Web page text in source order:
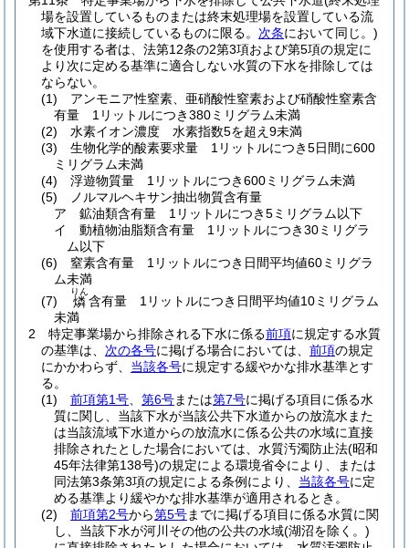
場を設置しているものまたは終末処理場を設置している流
域下水道に接続しているものに限る。 次条において同じ。)
を使用する者は、法第12条の2第3項および第5項の規定に
より次に定める基準に適合しない水質の下水を排除しては
ならない。
(1)
アンモニア性窒素、亜硝酸性窒素および硝酸性窒素含
有量 1リットルにつき380ミリグラム未満
(2)
水素イオン濃度 水素指数5を超え9未満
(3)
生物化学的酸素要求量 1リットルにつき5日間に600
ミリグラム未満
(4)
浮遊物質量 1リットルにつき600ミリグラム未満
(5)
ノルマルヘキサン抽出物質含有量
ア
鉱油類含有量 1リットルにつき5ミリグラム以下
イ
動植物油脂類含有量 1リットルにつき30ミリグラ
ム以下
(6)
窒素含有量 1リットルにつき日間平均値60ミリグラ
ム未満
(7)
燐
りん
含有量 1リットルにつき日間平均値10ミリグラム
未満
2
特定事業場から排除される下水に係る前項に規定する水質
の基準は、 次の各号に掲げる場合においては、 前項の規定
にかかわらず、 当該各号に規定する緩やかな排水基準とす
る。
(1)
前項第1号 第6号または第7号に掲げる項目に係る水
質に関し、当該下水が当該公共下水道からの放流水また
は当該流域下水道からの放流水に係る公共の水域に直接
排除されたとした場合においては、水質汚濁防止法(昭和
45年法律第138号)の規定による環境省令により、または
同法第3条第3項の規定による条例により、 当該各号に定
める基準より緩やかな排水基準が適用されるとき。
(2)
前項第2号から第5号までに掲げる項目に係る水質に関
し、当該下水が河川その他の公共の水域(湖沼を除く。)